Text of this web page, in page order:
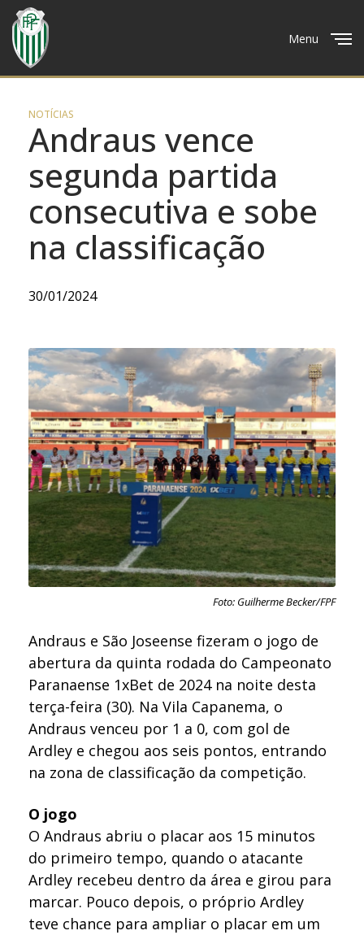
Menu
NOTÍCIAS
Andraus vence
segunda partida
consecutiva e sobe
na classificação
30/01/2024
Foto: Guilherme Becker/FPF
Andraus e São Joseense fizeram o jogo de
abertura da quinta rodada do Campeonato
Paranaense 1xBet de 2024 na noite desta
terça-feira (30). Na Vila Capanema, o
Andraus venceu por 1 a 0, com gol de
Ardley e chegou aos seis pontos, entrando
na zona de classificação da competição.
O jogo
O Andraus abriu o placar aos 15 minutos
do primeiro tempo, quando o atacante
Ardley recebeu dentro da área e girou para
marcar. Pouco depois, o próprio Ardley
teve chance para ampliar o placar em um